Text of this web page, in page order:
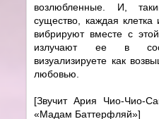
возлюбленные. И,
существо, каждая
вибрируют вместе с
излучают ее в
визуализируете как
любовью.
[Звучит Ария Чио-Чио-
«Мадам Баттерфляй»]